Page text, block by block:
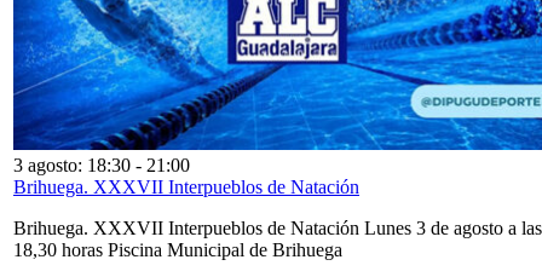
3 agosto: 18:30 - 21:00
Brihuega. XXXVII Interpueblos de Natación
Brihuega. XXXVII Interpueblos de Natación Lunes 3 de agosto a las
18,30 horas Piscina Municipal de Brihuega